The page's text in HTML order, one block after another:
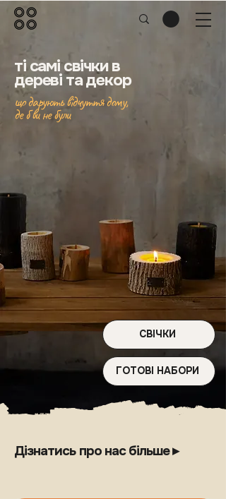
ті самі свічки в
дереві та декор
що дарують відчуття дому,
де б ви не були
СВІЧКИ
ГОТОВІ НАБОРИ
Дізнатись про нас більше ▸